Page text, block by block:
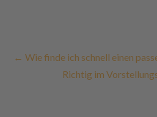
←Wie finde ich schnell einen
Richtig im